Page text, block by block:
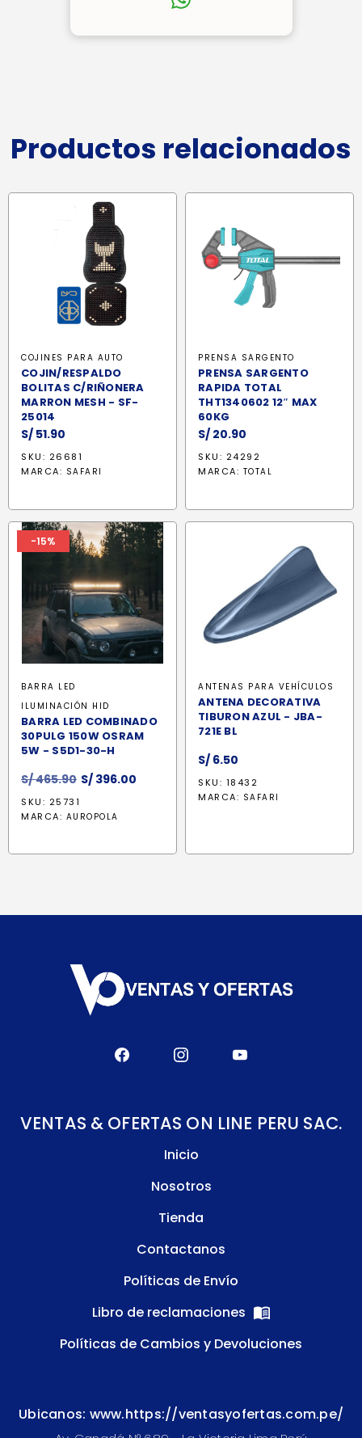
Productos relacionados
COJINES PARA AUTO
COJIN/RESPALDO
BOLITAS C/RIÑONERA
MARRON MESH - SF-
25014
S/ 51.90
SKU: 26681
MARCA: SAFARI
PRENSA SARGENTO
PRENSA SARGENTO
RAPIDA TOTAL
THT1340602 12″ MAX
60KG
S/ 20.90
SKU: 24292
MARCA: TOTAL
-15%
BARRA LED
ILUMINACIÓN HID
BARRA LED COMBINADO
30PULG 150W OSRAM
5W - S5D1-30-H
S/465.90 El
original
S/ 396.00
SKU: 25731
MARCA: AUROPOLA
ANTENAS PARA VEHÍCULOS
ANTENA DECORATIVA
TIBURON AZUL - JBA-
721E BL
S/ 6.50
SKU: 18432
MARCA: SAFARI
VENTAS & OFERTAS ON LINE PERU SAC.
Inicio
Nosotros
Tienda
Contactanos
Políticas de Envío
Libro de reclamaciones
Políticas de Cambios y Devoluciones
Ubicanos: www.https://ventasyofertas.com.pe/